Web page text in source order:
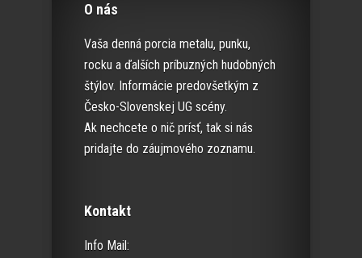
O nás
Vaša denná porcia metalu, punku,
rocku a ďalších príbuzných hudobných
štýlov. Informácie predovšetkým z
Česko-Slovenskej UG scény.
Ak nechcete o nič prísť, tak si nás
pridajte do záujmového zoznamu.
Kontakt
Info Mail: